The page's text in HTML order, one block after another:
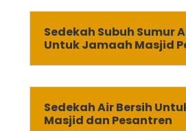
Sedekah Subuh Sumur
Untuk Jamaah Masjid
Sedekah Air Bersih
Masjid dan Pesantren